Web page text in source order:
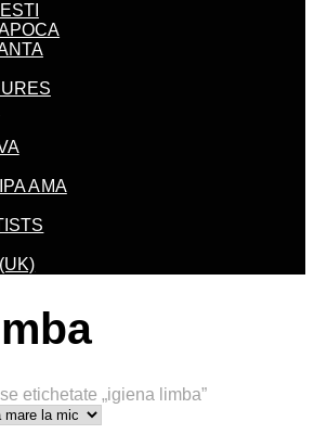
AMA
etichetate „igiena limba”